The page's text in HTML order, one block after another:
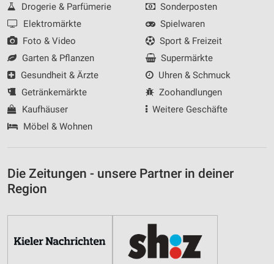
Drogerie & Parfümerie
Elektromärkte
Foto & Video
Garten & Pflanzen
Gesundheit & Ärzte
Getränkemärkte
Kaufhäuser
Möbel & Wohnen
Sonderposten
Spielwaren
Sport & Freizeit
Supermärkte
Uhren & Schmuck
Zoohandlungen
Weitere Geschäfte
Die Zeitungen - unsere Partner in deiner
Region